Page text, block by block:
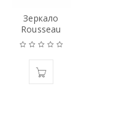
Зеркало
Rousseau